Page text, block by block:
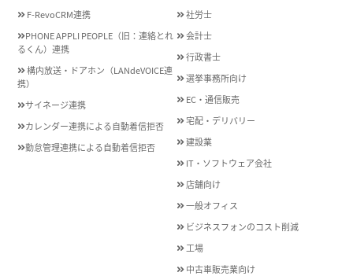
F-RevoCRM連携
PHONE APPLI PEOPLE（旧：連絡とれ
るくん）連携
構内放送・ドアホン（LANdeVOICE連
携）
サイネージ連携
カレンダー連携による自動着信拒否
勤怠管理連携による自動着信拒否
社労士
会計士
行政書士
選挙事務所向け
EC・通信販売
宅配・デリバリー
建設業
IT・ソフトウェア会社
店舗向け
一般オフィス
ビジネスフォンのコスト削減
工場
中古車販売業向け